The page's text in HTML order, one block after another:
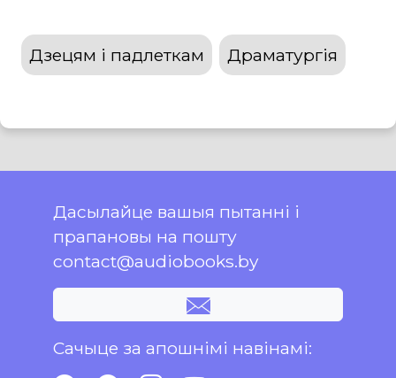
Дзецям і падлеткам Драматургія
Дасылайце вашыя пытанні і
прапановы на пошту
contact@audiobooks.by
Сачыце за апошнімі навінамі: